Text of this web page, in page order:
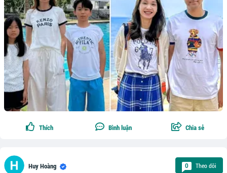
Thích Bình luận Chia sẻ
Huy Hoàng 0 Theo dõi